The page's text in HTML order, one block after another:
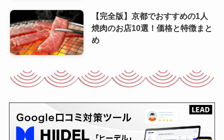
【完全版】京都でおすすめの1人
焼肉のお店10選！価格と特徴まと
め